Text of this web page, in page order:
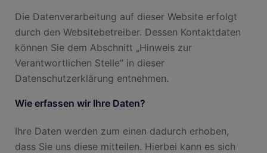
Die Datenverarbeitung auf dieser Website erfolgt
durch den Websitebetreiber. Dessen Kontaktdaten
können Sie dem Abschnitt „Hinweis zur
Verantwortlichen Stelle“ in dieser
Datenschutzerklärung entnehmen.
Wie erfassen wir Ihre Daten?
Ihre Daten werden zum einen dadurch erhoben,
dass Sie uns diese mitteilen. Hierbei kann es sich